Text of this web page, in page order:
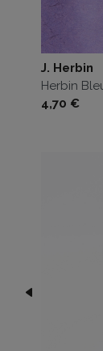
J. Herbin
Herbin
Prezzo
4,70 €